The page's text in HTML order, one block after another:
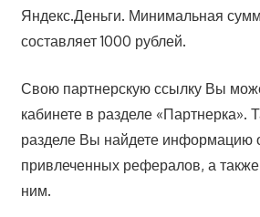
Яндекс.Деньги. Минимальная
составляет 1000 рублей.
Свою партнерскую ссылку Вы
кабинете в разделе «Партнерка».
разделе Вы найдете информацию
привлеченных рефералов, а
ним.